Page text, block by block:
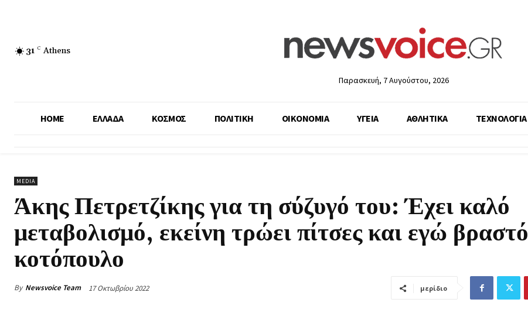
31 C Athens
Παρασκευή, 7 Αυγούστου, 2026
HOME ΕΛΛΑΔΑ ΚΟΣΜΟΣ ΠΟΛΙΤΙΚΗ ΟΙΚΟΝΟΜΙΑ ΥΓΕΙΑ ΑΘΛΗΤΙΚΑ ΤΕΧΝΟΛΟΓΙΑ
MEDIA
Άκης Πετρετζίκης για τη σύζυγό του: Έχει καλό
μεταβολισμό, εκείνη τρώει πίτσες και εγώ βραστό
κοτόπουλο
By Newsvoice Team 17 Οκτωβρίου 2022 μερίδιο